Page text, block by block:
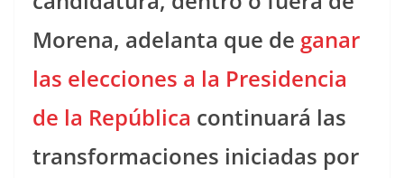
Morena, adelanta que de ganar
las elecciones a la Presidencia
de la República continuará las
transformaciones iniciadas por